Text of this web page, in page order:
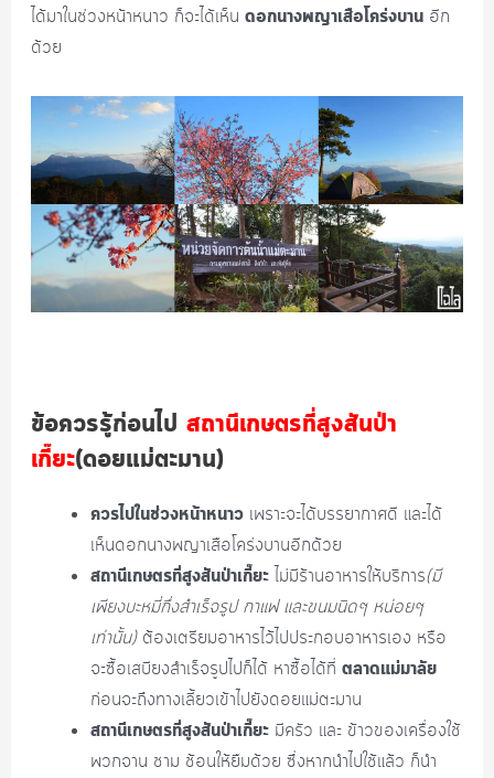
ได้มาในช่วงหน้าหนาว ก็จะได้เห็น ดอกนางพญาเสือโคร่งบานอีก
ด้วย
ข้อควรรู้ก่อนไป สถานีเกษตรที่สูงสันป่า
เกี๊ยะ(ดอยแม่ตะมาน)
ควรไปในช่วงหน้าหนาวเพราะจะได้บรรยากาศดี และได้
เห็นดอกนางพญาเสือโคร่งบานอีกด้วย
สถานีเกษตรที่สูงสันป่าเกี๊ยะไม่มีร้านอาหารให้บริการ(มี
เพียงบะหมี่กึ่งสำเร็จรูป กาแฟ และขนมนิดๆ หน่อยๆ
เท่านั้น)ต้องเตรียมอาหารไว้ไปประกอบอาหารเอง หรือ
จะซื้อเสบียงสำเร็จรูปไปก็ได้ หาซื้อได้ที่ ตลาดแม่มาลัย
ก่อนจะถึงทางเลี้ยวเข้าไปยังดอยแม่ตะมาน
สถานีเกษตรที่สูงสันป่าเกี๊ยะมีครัว และ ข้าวของเครื่องใช้
พวกจาน ชาม ช้อนให้ยืมด้วย ซึ่งหากนำไปใช้แล้ว ก็นำ